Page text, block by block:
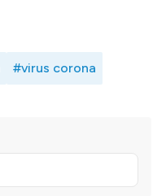
#virus corona